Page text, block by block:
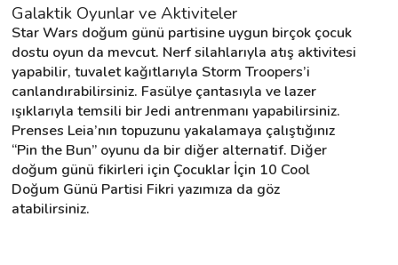
Galaktik Oyunlar ve Aktiviteler
Star Wars doğum günü partisine uygun birçok çocuk
dostu oyun da mevcut. Nerf silahlarıyla atış aktivitesi
yapabilir, tuvalet kağıtlarıyla Storm Troopers’i
canlandırabilirsiniz. Fasülye çantasıyla ve lazer
ışıklarıyla temsili bir Jedi antrenmanı yapabilirsiniz.
Prenses Leia’nın topuzunu yakalamaya çalıştığınız
“Pin the Bun” oyunu da bir diğer alternatif. Diğer
doğum günü fikirleri için Çocuklar İçin 10 Cool
Doğum Günü Partisi Fikri yazımıza da göz
atabilirsiniz.